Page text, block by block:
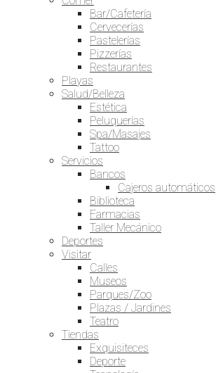
Bar/Cafetería
Cervecerías
Pastelerías
Pizzerías
Restaurantes
Playas
Salud/Belleza
Estética
Peluquerías
Spa/Masajes
Tattoo
Servicios
Bancos
Cajeros automáticos
Biblioteca
Farmacias
Taller Mecánico
Deportes
Visitar
Calles
Museos
Parques/Zoo
Plazas / Jardines
Teatro
Tiendas
Exquisiteces
Deporte